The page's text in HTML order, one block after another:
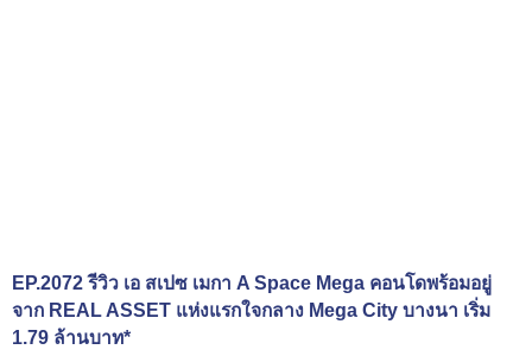
EP.2072 รีวิว เอ สเปซ เมกา A Space Mega คอนโดพร้อมอยู่
จาก REAL ASSET แห่งแรกใจกลาง Mega City บางนา เริ่ม
1.79 ล้านบาท*